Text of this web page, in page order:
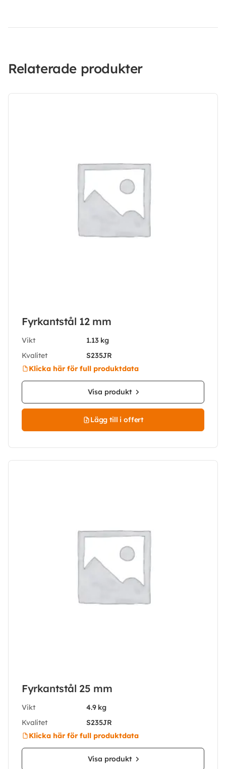
Relaterade produkter
Fyrkantstål 12 mm
Vikt
1.13 kg
Kvalitet
S235JR
Klicka här för full produktdata
Visa produkt
Lägg till i offert
Fyrkantstål 25 mm
Vikt
4.9 kg
Kvalitet
S235JR
Klicka här för full produktdata
Visa produkt